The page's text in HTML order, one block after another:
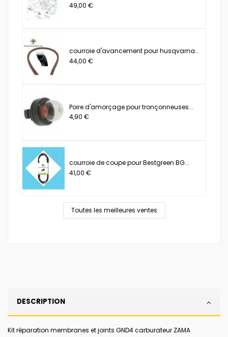
49,00 €
courroie d'avancement pour husqvarna...
44,00 €
Poire d'amorçage pour tronçonneuses...
4,90 €
courroie de coupe pour Bestgreen BG...
41,00 €
Toutes les meilleures ventes
DESCRIPTION
Kit réparation membranes et joints GND4 carburateur ZAMA